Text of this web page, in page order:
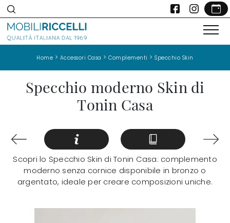
Home > Accessori Casa >Complementi >Specchio Skin
Specchio moderno Skin di
Tonin Casa
Scopri lo Specchio Skin di Tonin Casa: complemento
moderno senza cornice disponibile in bronzo o
argentato, ideale per creare composizioni uniche.